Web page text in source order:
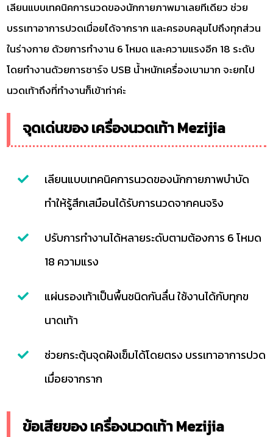
เลียนแบบเทคนิคการนวดของนักกายภาพมาเลยทีเดียว ช่วย
บรรเทาอาการปวดเมื่อยได้จากราก และครอบคลุมไปถึงทุกส่วน
ในร่างกาย ด้วยการทำงาน 6 โหมด และความแรงอีก 18 ระดับ
โดยทำงานด้วยการชาร์จ USB น้ำหนักเครื่องเบามาก จะยกไป
นวดเท้าถึงที่ทำงานก็เข้าท่าค่ะ
จุดเด่นของ เครื่องนวดเท้า Mezijia
เลียนแบบเทคนิคการนวดของนักกายภาพบำบัด
ทำให้รู้สึกเสมือนได้รับการนวดจากคนจริง
ปรับการทำงานได้หลายระดับตามต้องการ 6 โหมด
18 ความแรง
แผ่นรองเท้าเป็นพื้นชนิดกันลื่น ใช้งานได้กับทุกข
นาดเท้า
ช่วยกระตุ้นจุดฝังเข็มได้โดยตรง บรรเทาอาการปวด
เมื่อยจากราก
ข้อเสียของ เครื่องนวดเท้า Mezijia